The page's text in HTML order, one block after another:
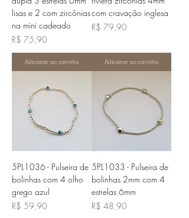
lisas e 2 com zircônias
na mini cadeado
Preço
R$ 75,90
Adicionar ao carrinho
com cravação inglesa
Preço
R$ 79,90
Adicionar ao carrinho
5PL1036 - Pulseira de
bolinhas com 4 olho
grego azul
Preço
R$ 59,90
5PL1033 - Pulseira de
bolinhas 2mm com 4
estrelas 6mm
Preço
R$ 48,90